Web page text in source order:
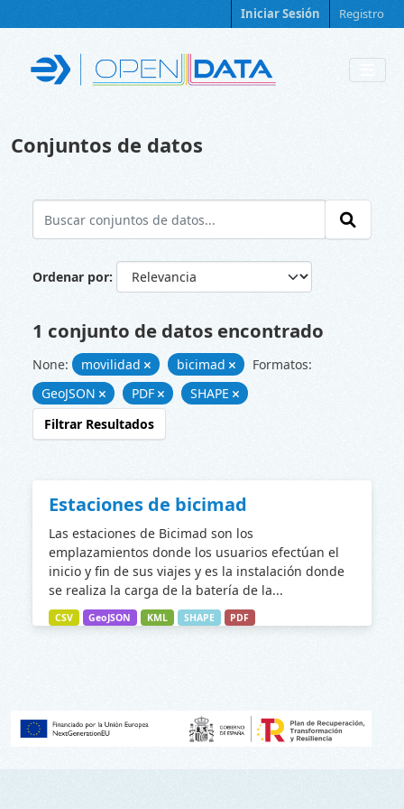
Iniciar Sesión Registro
Conjuntos de datos
Ordenar por
1 conjunto de datos encontrado
None: movilidad bicimad
Formatos:
GeoJSON
PDF
SHAPE
Filtrar Resultados
Estaciones de bicimad
Las estaciones de Bicimad son los
emplazamientos donde los usuarios efectúan el
inicio y fin de sus viajes y es la instalación donde
se realiza la carga de la batería de la...
CSV GeoJSON KML SHAPE PDF